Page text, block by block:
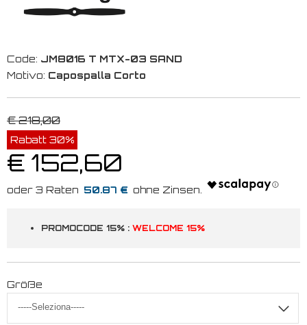
Code: JM8016 T MTX-03 SAND
Motivo: Capospalla Corto
€ 218,00
Rabatt 30%
€ 152,60
50.87 €
PROMOCODE 15% : WELCOME 15%
Größe